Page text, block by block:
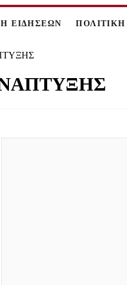
ΕΙΔΗΣΕΩΝ ΠΟΛΙΤΙΚΗ